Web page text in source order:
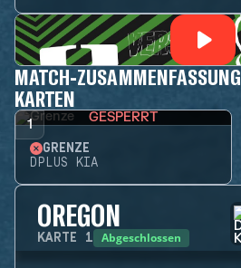
MATCH-ZUSAMMENFASSUNG
KARTEN
1 GESPERRT
GRENZE
DPLUS KIA
OREGON
KARTE 1 Abgeschlossen